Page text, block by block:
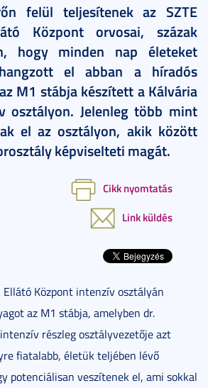
felül teljesítenek az SZTE
Központ orvosai, százak
hogy minden nap életeket
el abban a híradós
M1 stábja készített a Kálvária
osztályon. Jelenleg több mint
el az osztályon, akik között
képviselteti magát.
Cikk nyomtatás
Link küldés
Ellátó Központ intenzív osztályán
az M1 stábja, amelyben dr.
részleg osztályvezetője azt
fiatalabb, életük teljében lévő
potenciálisan veszítenek el, ami sokkal